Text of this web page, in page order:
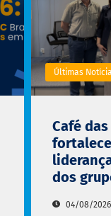
Últimas
Café
dos
04/08/2026